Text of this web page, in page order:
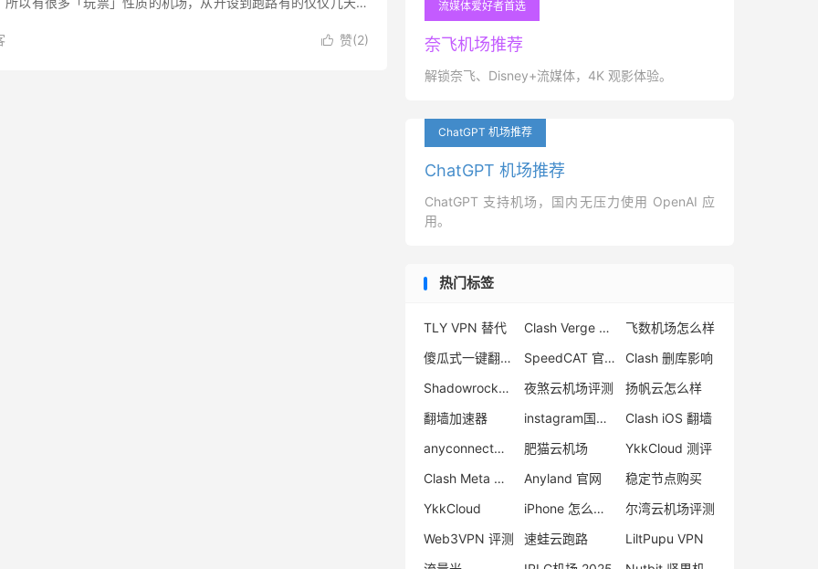
 赞(2)
流媒体爱好者首选
奈飞机场推荐
解锁奈飞、Disney+流媒体，4K 观影体验。
ChatGPT 机场推荐
ChatGPT 机场推荐
ChatGPT 支持机场，国内无压力使用 OpenAI 应
用。
热门标签
TLY VPN 替代 Clash Verge 官网
飞数机场怎么样
傻瓜式一键翻墙VPN客户端
SpeedCAT 官网
Clash 删库影响
Shadowrocket 节点
夜煞云机场评测
扬帆云怎么样
翻墙加速器
instagram国内怎么注册
Clash iOS 翻墙
anyconnect梯子
肥猫云机场
YkkCloud 测评
Clash Meta 安卓
Anyland 官网
稳定节点购买
YkkCloud
iPhone 怎么翻墙
尔湾云机场评测
Web3VPN 评测
速蛙云跑路
LiltPupu VPN